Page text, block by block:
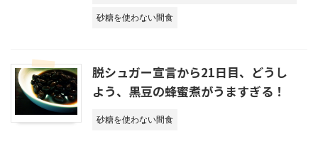
砂糖を使わない間食
脱シュガー宣言から21日目、どうし
よう、黒豆の蜂蜜煮がうますぎる！
砂糖を使わない間食